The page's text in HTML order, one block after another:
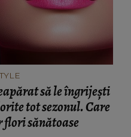
să le îngrijești
tot sezonul. Care
flori sănătoase